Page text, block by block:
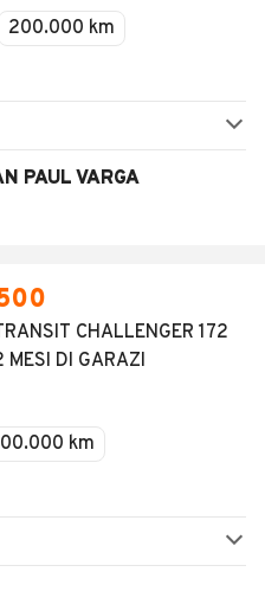
200.000 km
PAUL VARGA
CHALLENGER 172
MESI DI GARAZI
km